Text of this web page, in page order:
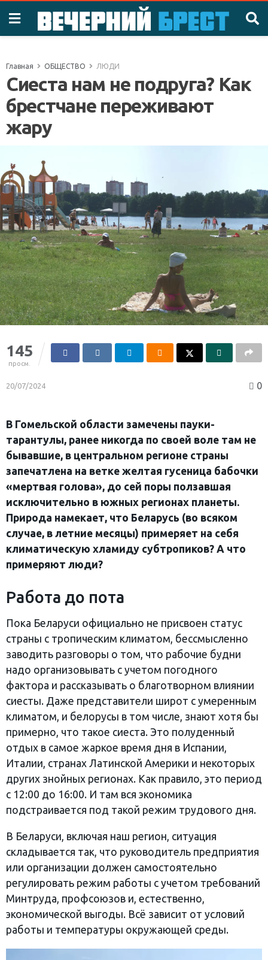
Главная ОБЩЕСТВО ЛЮДИ
Сиеста нам не подруга? Как
брестчане переживают
жару
145
просм.
20/07/2024 0
В Гомельской области замечены пауки-
тарантулы, ранее никогда по своей воле там не
бывавшие, в центральном регионе страны
запечатлена на ветке желтая гусеница бабочки
«мертвая голова», до сей поры ползавшая
исключительно в южных регионах планеты.
Природа намекает, что Беларусь (во всяком
случае, в летние месяцы) примеряет на себя
климатическую хламиду субтропиков? А что
примеряют люди?
Работа до пота
Пока Беларуси официально не присвоен статус
страны с тропическим климатом, бессмысленно
заводить разговоры о том, что рабочие будни
надо организовывать с учетом погодного
фактора и рассказывать о благотворном влиянии
сиесты. Даже представители широт с умеренным
климатом, и белорусы в том числе, знают хотя бы
примерно, что такое сиеста. Это полуденный
отдых в самое жаркое время дня в Испании,
Италии, странах Латинской Америки и некоторых
других знойных регионах. Как правило, это период
с 12:00 до 16:00. И там вся экономика
подстраивается под такой режим трудового дня.
В Беларуси, включая наш регион, ситуация
складывается так, что руководитель предприятия
или организации должен самостоятельно
регулировать режим работы с учетом требований
Минтруда, профсоюзов и, естественно,
экономической выгоды. Всё зависит от условий
работы и температуры окружающей среды.